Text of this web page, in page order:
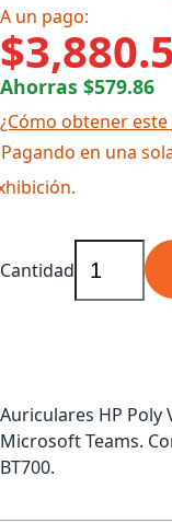
A un pago:
Ahorras $579.86
¿Cómo obtener
en una
Cantidad
Auriculares HP Poly
Microsoft Teams.
BT700.